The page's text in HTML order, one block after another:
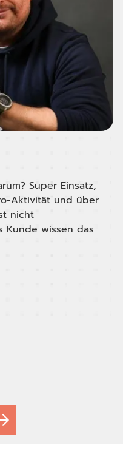
Super Einsatz,
Aktivität und über
nicht
Kunde wissen das